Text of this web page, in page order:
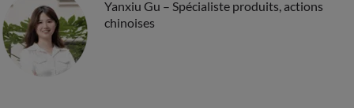
Yanxiu Gu – Spécialiste produits, actions
chinoises